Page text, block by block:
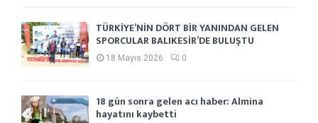
TÜRKİYE’NİN DÖRT BİR YANINDAN GELEN
SPORCULAR BALIKESİR’DE BULUŞTU
18 Mayıs 2026 0
18 gün sonra gelen acı haber: Almina
hayatını kaybetti